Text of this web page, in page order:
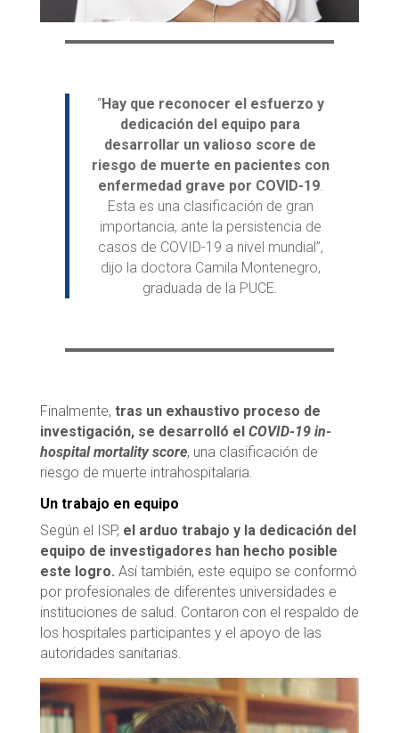
“Hay que reconocer el esfuerzo y
dedicación del equipo para
desarrollar un valioso score de
riesgo de muerte en pacientes con
enfermedad grave por COVID-19.
Esta es una clasificación de gran
importancia, ante la persistencia de
casos de COVID-19 a nivel mundial”,
dijo la doctora Camila Montenegro,
graduada de la PUCE.
Finalmente, tras un exhaustivo proceso de
investigación, se desarrolló el COVID-19 in-
hospital mortality score, una clasificación de
riesgo de muerte intrahospitalaria.
Un trabajo en equipo
Según el ISP, el arduo trabajo y la dedicación del
equipo de investigadores han hecho posible
este logro. Así también, este equipo se conformó
por profesionales de diferentes universidades e
instituciones de salud. Contaron con el respaldo de
los hospitales participantes y el apoyo de las
autoridades sanitarias.